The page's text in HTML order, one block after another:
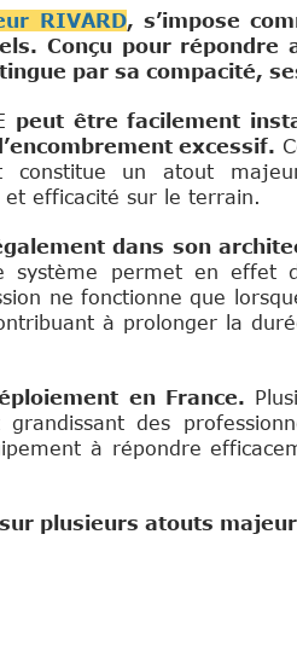
RIVARD, s’impose
Conçu pour
par sa compacité,
peut être facilement
excessif.
constitue un atout
efficacité sur le terrain.
dans son
système permet en effet
ne fonctionne que
à prolonger la
en France.
des
à répondre
plusieurs atouts